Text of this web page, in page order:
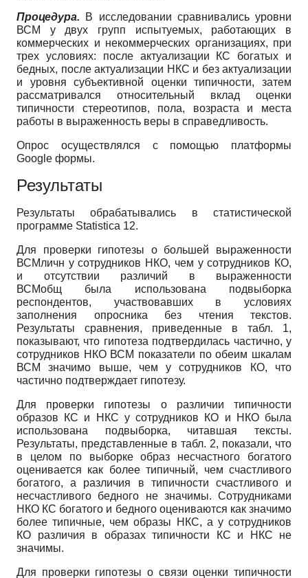
Процедура.
В исследовании сравнивались уровни
ВСМ у двух групп испытуемых, работающих в
коммерческих и некоммерческих организациях, при
трех условиях: после актуализации КС богатых и
бедных, после актуализации НКС и без актуализации
и уровня субъективной оценки типичности, затем
рассматривался относительный вклад оценки
типичности стереотипов, пола, возраста и места
работы в выраженность веры в справедливость.
Опрос осуществлялся с помощью платформы
Google формы.
Результаты
Результаты обрабатывались в статистической
программе Statistica 12.
Для проверки гипотезы о большей выраженности
ВСМличн у сотрудников НКО, чем у сотрудников КО,
и отсутствии различий в выраженности
ВСМобщ была использована подвыборка
респондентов, участвовавших в условиях
заполнения опросника без чтения текстов.
Результаты сравнения, приведенные в табл. 1,
показывают, что гипотеза подтвердилась частично, у
сотрудников НКО ВСМ показатели по обеим шкалам
ВСМ значимо выше, чем у сотрудников КО, что
частично подтверждает гипотезу.
Для проверки гипотезы о различии типичности
образов КС и НКС у сотрудников КО и НКО была
использована подвыборка, читавшая тексты.
Результаты, представленные в табл. 2, показали, что
в целом по выборке образ несчастного богатого
оценивается как более типичный, чем счастливого
богатого, а различия в типичности счастливого и
несчастливого бедного не значимы. Сотрудниками
НКО КС богатого и бедного оцениваются как значимо
более типичные, чем образы НКС, а у сотрудников
КО различия в образах типичности КС и НКС не
значимы.
Для проверки гипотезы о связи оценки типичности